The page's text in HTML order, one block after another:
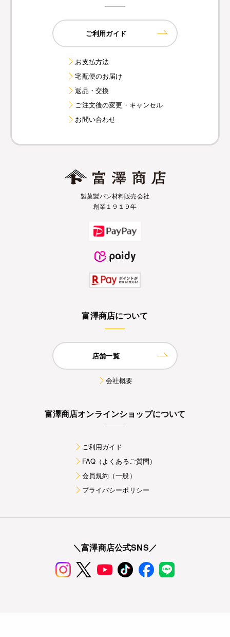
ご利用ガイド
お支払方法
宅配便のお届け
返品・交換
ご注文後の変更・キャンセル
お問い合わせ
製菓製パン材料販売会社
創業１９１９年
富澤商店について
店舗一覧
会社概要
富澤商店オンラインショップについて
ご利用ガイド
FAQ（よくあるご質問）
会員規約（一般）
プライバシーポリシー
＼富澤商店公式SNS／